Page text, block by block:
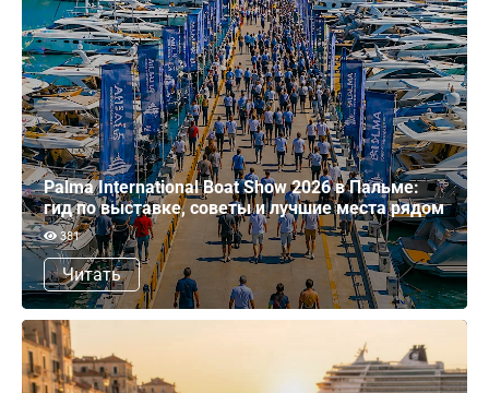
Palma International Boat Show 2026 в Пальме:
гид по выставке, советы и лучшие места рядом
381
Читать